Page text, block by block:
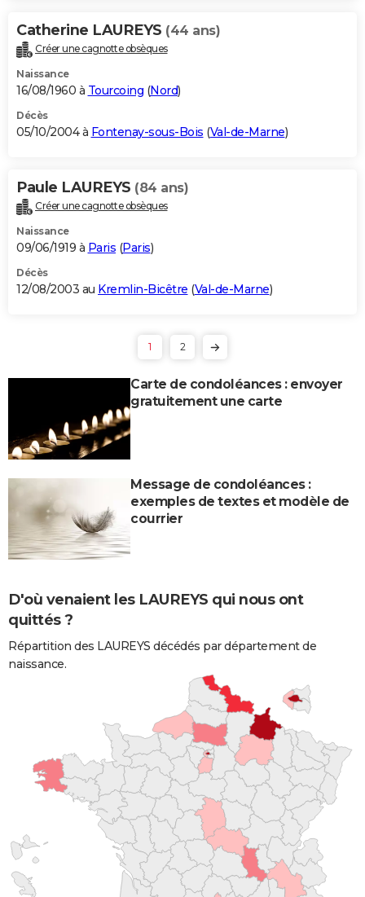
Catherine LAUREYS (44 ans)
Créer une cagnotte obsèques
Naissance
16/08/1960 à Tourcoing (Nord)
Décès
05/10/2004 à Fontenay-sous-Bois (Val-de-Marne)
Paule LAUREYS (84 ans)
Créer une cagnotte obsèques
Naissance
09/06/1919 à Paris (Paris)
Décès
12/08/2003 au Kremlin-Bicêtre (Val-de-Marne)
1 2
Carte de condoléances : envoyer
gratuitement une carte
Message de condoléances :
exemples de textes et modèle de
courrier
D'où venaient les LAUREYS qui nous ont
quittés ?
Répartition des LAUREYS décédés par département de
naissance.